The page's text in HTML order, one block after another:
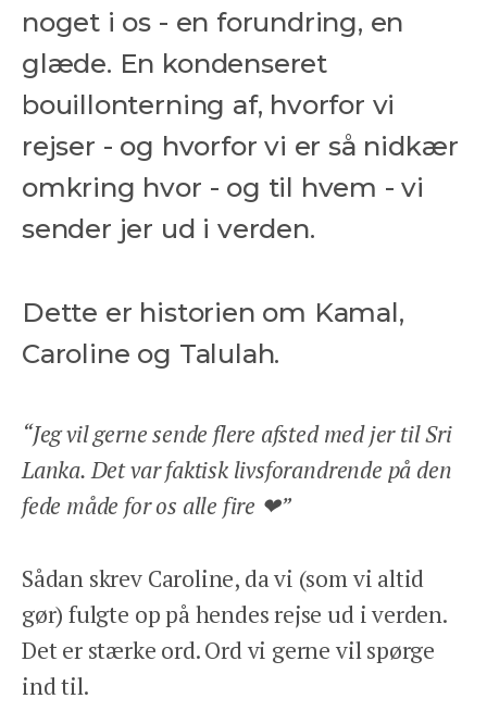
noget i os - en forundring, en
glæde. En kondenseret
bouillonterning af, hvorfor vi
rejser - og hvorfor vi er så nidkær
omkring hvor - og til hvem - vi
sender jer ud i verden.
Dette er historien om Kamal,
Caroline og Talulah.
“Jeg vil gerne sende flere afsted med jer til Sri
Lanka. Det var faktisk livsforandrende på den
fede måde for os alle fire ❤”
Sådan skrev Caroline, da vi (som vi altid
gør) fulgte op på hendes rejse ud i verden.
Det er stærke ord. Ord vi gerne vil spørge
ind til.